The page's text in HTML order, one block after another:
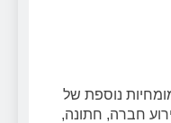
נוספת של
חברה, חתונה,